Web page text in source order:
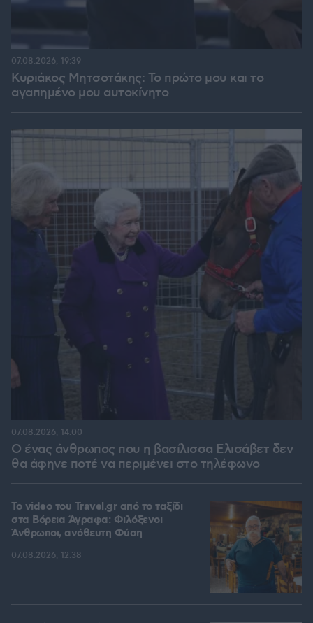
Κυριάκος Μητσοτάκης: Το πρώτο μου και το
αγαπημένο μου αυτοκίνητο
07.08.2026, 19:39
Ο ένας άνθρωπος που η βασίλισσα Ελισάβετ δεν
θα άφηνε ποτέ να περιμένει στο τηλέφωνο
07.08.2026, 14:00
To video του Travel.gr από το ταξίδι
στα Βόρεια Άγραφα: Φιλόξενοι
Άνθρωποι, ανόθευτη Φύση
07.08.2026, 12:38